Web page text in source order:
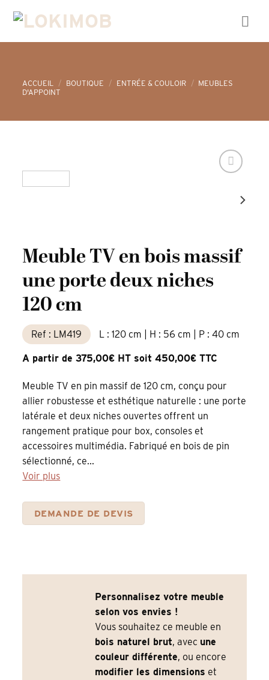
ACCUEIL / BOUTIQUE / ENTRÉE & COULOIR / MEUBLES
D'APPOINT
Meuble TV en bois massif
une porte deux niches
120 cm
Ref : LM419 L : 120 cm | H : 56 cm | P : 40 cm
A partir de 375,00€ HT soit 450,00€ TTC
Meuble TV en pin massif de 120 cm, conçu pour
allier robustesse et esthétique naturelle : une porte
latérale et deux niches ouvertes offrent un
rangement pratique pour box, consoles et
accessoires multimédia. Fabriqué en bois de pin
sélectionné, ce...
Voir plus
DEMANDE DE DEVIS
Personnalisez votre meuble
selon vos envies !
Vous souhaitez ce meuble en
bois naturel brut, avec une
couleur différente, ou encore
modifier les dimensions et